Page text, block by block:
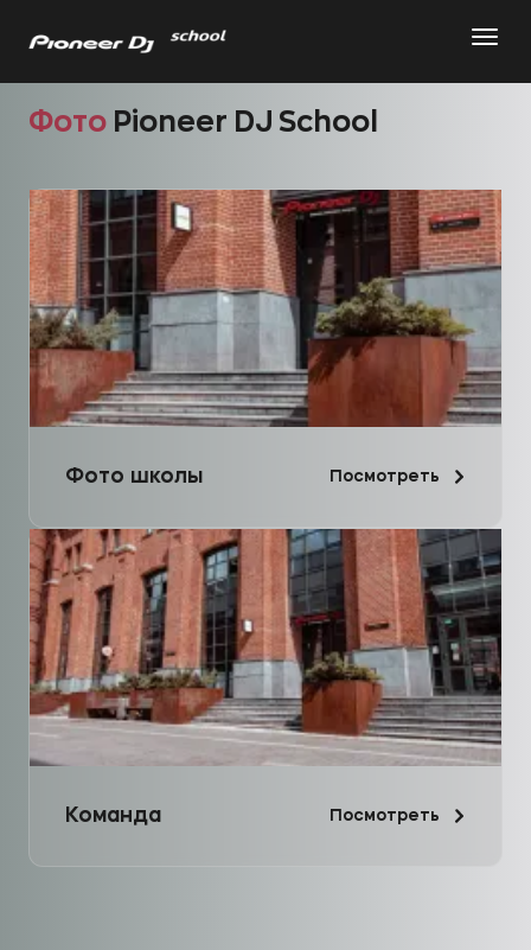
Фото Pioneer DJ School
Фото школы Посмотреть
Команда Посмотреть